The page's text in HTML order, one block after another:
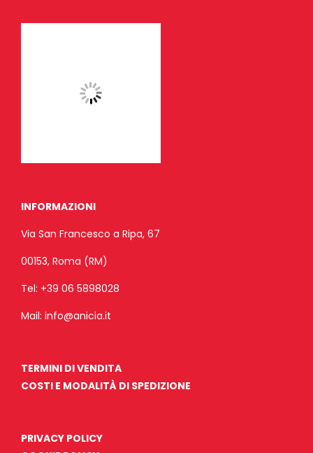
INFORMAZIONI
Via San Francesco a Ripa, 67
00153, Roma (RM)
Tel: +39 06 5898028
Mail: info@anicia.it
TERMINI DI VENDITA
COSTI E MODALITÀ DI SPEDIZIONE
PRIVACY POLICY